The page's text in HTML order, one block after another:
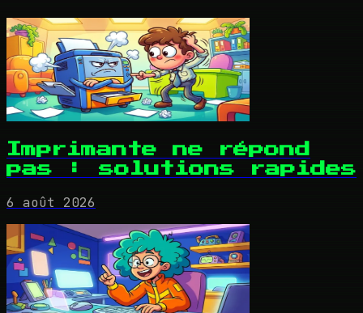
Imprimante ne répond
pas : solutions rapides
6 août 2026